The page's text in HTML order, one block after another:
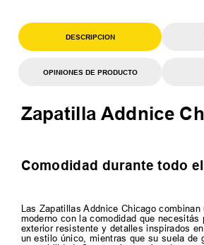
DESCRIPCION
OPINIONES DE PRODUCTO
Zapatilla Addnice
Comodidad durante todo
Las Zapatillas Addnice Chicago
moderno con la comodidad que
exterior resistente y detalles inspirados
un estilo único, mientras que su suela de